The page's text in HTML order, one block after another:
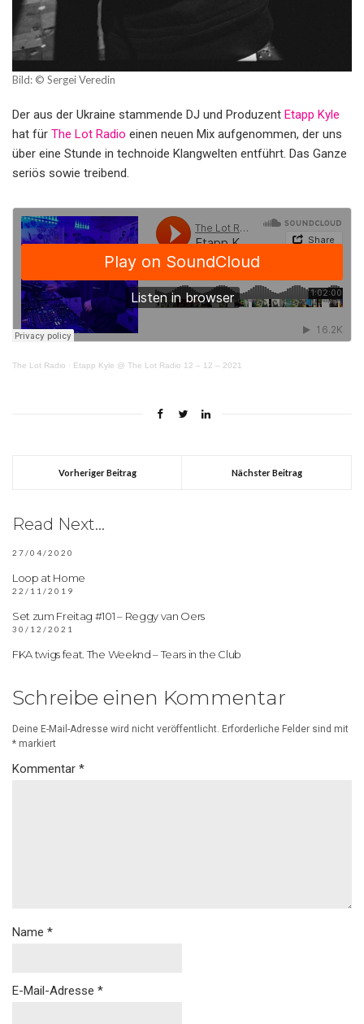
Bild: © Sergei Veredin
Der aus der Ukraine stammende DJ und Produzent Etapp Kyle
hat für The Lot Radio einen neuen Mix aufgenommen, der uns
über eine Stunde in technoide Klangwelten entführt. Das Ganze
seriös sowie treibend.
The Lot Radio · Etapp Kyle @ The Lot Radio 12 – 12 – 2021
Vorheriger Beitrag Nächster Beitrag
Read Next...
27/04/2020
Loop at Home
22/11/2019
Set zum Freitag #101 – Reggy van Oers
30/12/2021
FKA twigs feat. The Weeknd – Tears in the Club
Schreibe einen Kommentar
Deine E-Mail-Adresse wird nicht veröffentlicht. Erforderliche Felder sind mit
* markiert
Kommentar *
Name *
E-Mail-Adresse *